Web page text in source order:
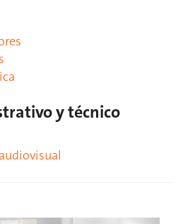
y técnico